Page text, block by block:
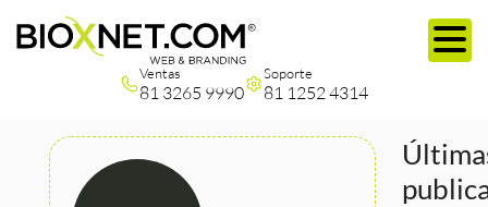
Ventas
81 3265 9990
Soporte
81 1252 4314